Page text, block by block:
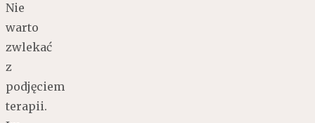
Nie
warto
zwlekać
z
podjęciem
terapii.